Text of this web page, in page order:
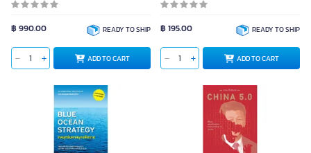
SEE LESS
฿ 990.00 READY TO SHIP
ADD TO CART
฿ 195.00 READY TO SHIP
ADD TO CART